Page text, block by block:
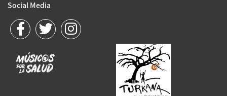
Social Media